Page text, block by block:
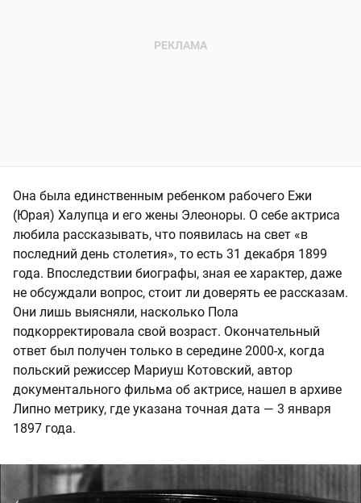
Она была единственным ребенком рабочего Ежи
(Юрая) Халупца и его жены Элеоноры. О себе актриса
любила рассказывать, что появилась на свет «в
последний день столетия», то есть 31 декабря 1899
года. Впоследствии биографы, зная ее характер, даже
не обсуждали вопрос, стоит ли доверять ее рассказам.
Они лишь выясняли, насколько Пола
подкорректировала свой возраст. Окончательный
ответ был получен только в середине 2000-х, когда
польский режиссер Мариуш Котовский, автор
документального фильма об актрисе, нашел в архиве
Липно метрику, где указана точная дата — 3 января
1897 года.